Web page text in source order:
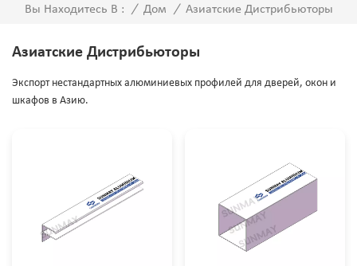
Вы Находитесь В : / Дом / Азиатские Дистрибьюторы
Азиатские Дистрибьюторы
Экспорт нестандартных алюминиевых профилей для дверей, окон и
шкафов в Азию.